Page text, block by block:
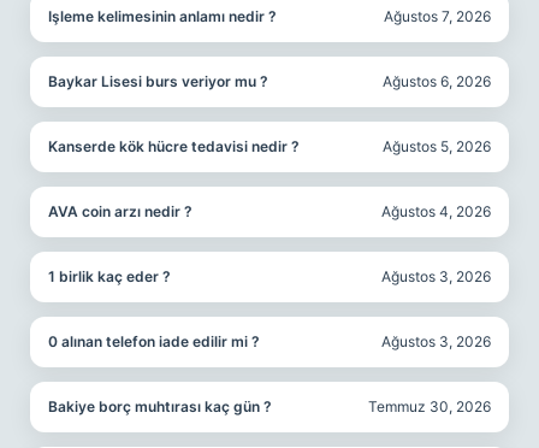
Işleme kelimesinin anlamı nedir ? Ağustos 7, 2026
Baykar Lisesi burs veriyor mu ? Ağustos 6, 2026
Kanserde kök hücre tedavisi nedir ? Ağustos 5, 2026
AVA coin arzı nedir ? Ağustos 4, 2026
1 birlik kaç eder ? Ağustos 3, 2026
0 alınan telefon iade edilir mi ? Ağustos 3, 2026
Bakiye borç muhtırası kaç gün ? Temmuz 30, 2026